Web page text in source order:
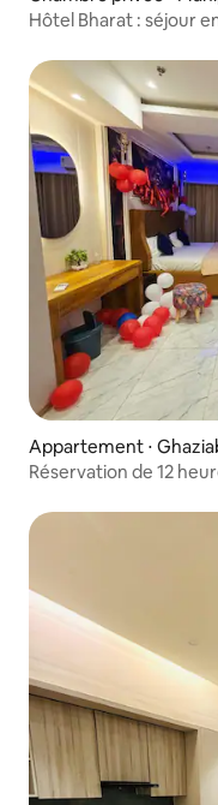
Hôtel Bharat : séjour
Appartement ⋅
Réservation de 12